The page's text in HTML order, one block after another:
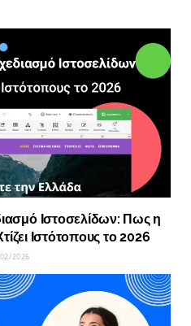
Ιστοσελίδων: Πως η
Ιστότοπους το 2026
2026